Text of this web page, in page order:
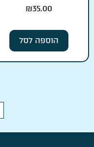
₪35.00
הוספה לסל